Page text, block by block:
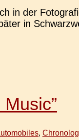
in der
in
,